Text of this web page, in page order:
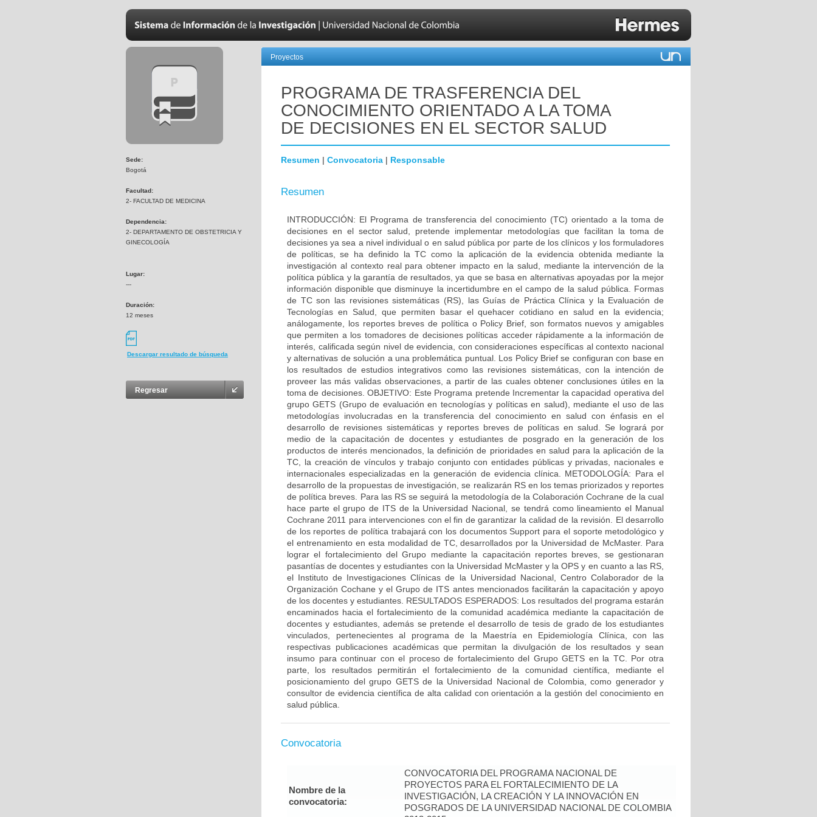
Sede:
Bogotá
Facultad:
2- FACULTAD DE MEDICINA
Dependencia:
2- DEPARTAMENTO DE OBSTETRICIA Y
GINECOLOGÍA
Lugar:
---
Duración:
12 meses
Descargar resultado de búsqueda
Regresar
Proyectos
PROGRAMA DE TRASFERENCIA DEL
CONOCIMIENTO ORIENTADO A LA TOMA
DE DECISIONES EN EL SECTOR SALUD
Resumen | Convocatoria | Responsable
Resumen
INTRODUCCIÓN: El Programa de transferencia del conocimiento (TC) orientado a la toma de
decisiones en el sector salud, pretende implementar metodologías que facilitan la toma de
decisiones ya sea a nivel individual o en salud pública por parte de los clínicos y los formuladores
de políticas, se ha definido la TC como la aplicación de la evidencia obtenida mediante la
investigación al contexto real para obtener impacto en la salud, mediante la intervención de la
política pública y la garantía de resultados, ya que se basa en alternativas apoyadas por la mejor
información disponible que disminuye la incertidumbre en el campo de la salud pública. Formas
de TC son las revisiones sistemáticas (RS), las Guías de Práctica Clínica y la Evaluación de
Tecnologías en Salud, que permiten basar el quehacer cotidiano en salud en la evidencia;
análogamente, los reportes breves de política o Policy Brief, son formatos nuevos y amigables
que permiten a los tomadores de decisiones políticas acceder rápidamente a la información de
interés, calificada según nivel de evidencia, con consideraciones específicas al contexto nacional
y alternativas de solución a una problemática puntual. Los Policy Brief se configuran con base en
los resultados de estudios integrativos como las revisiones sistemáticas, con la intención de
proveer las más validas observaciones, a partir de las cuales obtener conclusiones útiles en la
toma de decisiones. OBJETIVO: Este Programa pretende Incrementar la capacidad operativa del
grupo GETS (Grupo de evaluación en tecnologías y políticas en salud), mediante el uso de las
metodologías involucradas en la transferencia del conocimiento en salud con énfasis en el
desarrollo de revisiones sistemáticas y reportes breves de políticas en salud. Se logrará por
medio de la capacitación de docentes y estudiantes de posgrado en la generación de los
productos de interés mencionados, la definición de prioridades en salud para la aplicación de la
TC, la creación de vínculos y trabajo conjunto con entidades públicas y privadas, nacionales e
internacionales especializadas en la generación de evidencia clínica. METODOLOGÍA: Para el
desarrollo de la propuestas de investigación, se realizarán RS en los temas priorizados y reportes
de política breves. Para las RS se seguirá la metodología de la Colaboración Cochrane de la cual
hace parte el grupo de ITS de la Universidad Nacional, se tendrá como lineamiento el Manual
Cochrane 2011 para intervenciones con el fin de garantizar la calidad de la revisión. El desarrollo
de los reportes de política trabajará con los documentos Support para el soporte metodológico y
el entrenamiento en esta modalidad de TC, desarrollados por la Universidad de McMaster. Para
lograr el fortalecimiento del Grupo mediante la capacitación reportes breves, se gestionaran
pasantías de docentes y estudiantes con la Universidad McMaster y la OPS y en cuanto a las RS,
el Instituto de Investigaciones Clínicas de la Universidad Nacional, Centro Colaborador de la
Organización Cochane y el Grupo de ITS antes mencionados facilitarán la capacitación y apoyo
de los docentes y estudiantes. RESULTADOS ESPERADOS: Los resultados del programa estarán
encaminados hacia el fortalecimiento de la comunidad académica mediante la capacitación de
docentes y estudiantes, además se pretende el desarrollo de tesis de grado de los estudiantes
vinculados, pertenecientes al programa de la Maestría en Epidemiología Clínica, con las
respectivas publicaciones académicas que permitan la divulgación de los resultados y sean
insumo para continuar con el proceso de fortalecimiento del Grupo GETS en la TC. Por otra
parte, los resultados permitirán el fortalecimiento de la comunidad científica, mediante el
posicionamiento del grupo GETS de la Universidad Nacional de Colombia, como generador y
consultor de evidencia científica de alta calidad con orientación a la gestión del conocimiento en
salud pública.
Convocatoria
Nombre de la
convocatoria:
CONVOCATORIA DEL PROGRAMA NACIONAL DE
PROYECTOS PARA EL FORTALECIMIENTO DE LA
INVESTIGACIÓN, LA CREACIÓN Y LA INNOVACIÓN EN
POSGRADOS DE LA UNIVERSIDAD NACIONAL DE COLOMBIA